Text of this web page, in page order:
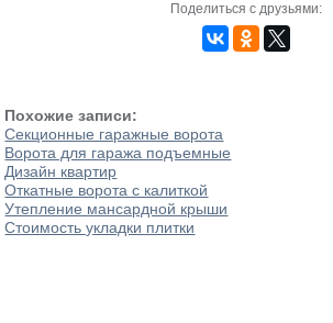
Поделиться с друзьями:
Похожие записи:
Секционные гаражные ворота
Ворота для гаража подъемные
Дизайн квартир
Откатные ворота с калиткой
Утепление мансардной крыши
Стоимость укладки плитки